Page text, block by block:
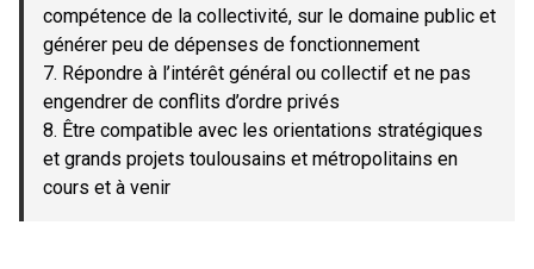
compétence de la collectivité, sur le domaine public et
générer peu de dépenses de fonctionnement
7. Répondre à l’intérêt général ou collectif et ne pas
engendrer de conflits d’ordre privés
8. Être compatible avec les orientations stratégiques
et grands projets toulousains et métropolitains en
cours et à venir